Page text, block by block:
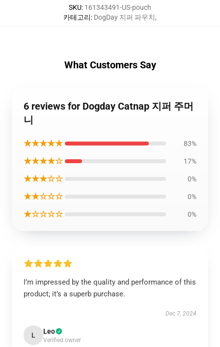
SKU: 161343491-US-pouch
카테고리: DogDay 지퍼 파우치,
What Customers Say
6 reviews for Dogday Catnap 지퍼 주머
니
★★★★★ 83%
★★★★☆ 17%
★★★☆☆ 0%
★★☆☆☆ 0%
★☆☆☆☆ 0%
I’m impressed by the quality and performance of this
product; it’s a superb purchase.
Dec 7, 2024
L Leo
Verified owner